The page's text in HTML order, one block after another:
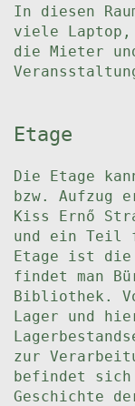
In diesen
viele
die Mieter
Etage
Die Etage
bzw. Aufzug
Kiss Ernő
und ein Teil
Etage ist die
findet man
Bibliothek.
Lager und
zur
befindet
Geschichte